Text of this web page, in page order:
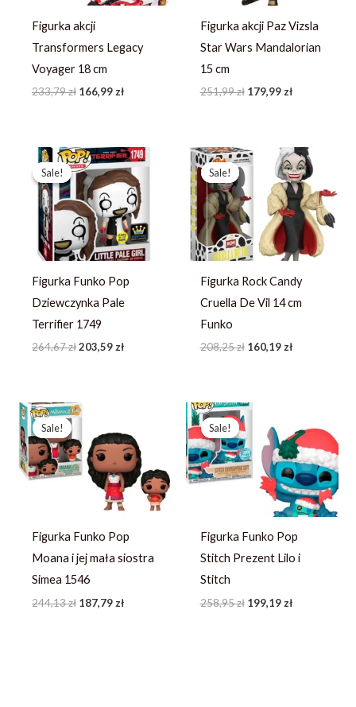
Figurka akcji
Transformers Legacy
Voyager 18 cm
233,79zł 166,99zł
Figurka akcji Paz Vizsla
Star Wars Mandalorian
15 cm
251,99zł 179,99zł
Sale!
Sale!
Figurka Funko Pop
Dziewczynka Pale
Terrifier 1749
264,67zł
Pierwotna
cena
wynosiła:
264,67 zł.
203,59zł
Aktualna
cena
wynosi:
203,59 zł.
Sale!
Sale!
Figurka Rock Candy
Cruella De Vil 14 cm
Funko
208,25zł
Pierwotna
cena
wynosiła:
208,25 zł.
160,19zł
Aktualna
cena
wynosi:
160,19 zł.
Sale!
Sale!
Figurka Funko Pop
Moana i jej mała siostra
Simea 1546
244,13zł
Pierwotna
cena
wynosiła:
244,13 zł.
187,79 zł
wynosi:
187,79 zł.
Sale!
Sale!
Figurka Funko Pop
Stitch Prezent Lilo i
Stitch
258,95zł
Pierwotna
wynosiła:
258,95 zł.
199,19 zł
wynosi:
199,19 zł.